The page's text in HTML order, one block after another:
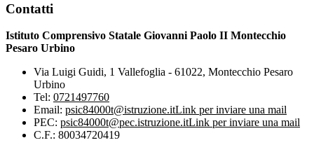
Contatti
Istituto Comprensivo Statale Giovanni Paolo II Montecchio
Pesaro Urbino
Via Luigi Guidi, 1 Vallefoglia - 61022, Montecchio Pesaro
Urbino
Tel: 0721497760
Email: psic84000t@istruzione.itLink per inviare una mail
PEC: psic84000t@pec.istruzione.itLink per inviare una mail
C.F.: 80034720419